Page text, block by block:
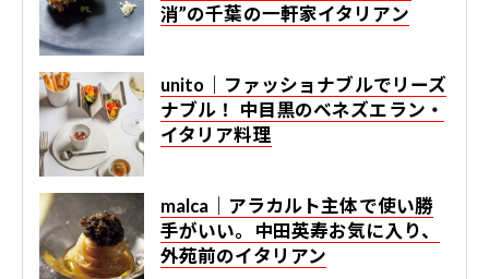
消”の千葉の一軒家イタリアン
unito｜ファッショナブルでリーズ
ナブル！ 中目黒のベネズエラン・
イタリア料理
malca｜アラカルト主体で使い勝
手がいい。中田英寿お気に入り、
外苑前のイタリアン